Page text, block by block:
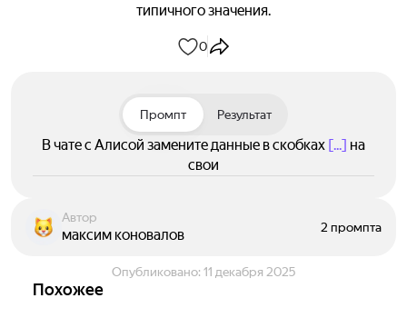
типичного значения.
0
Промпт Результат
В чате с Алисой замените данные в скобках [...] на
свои
Автор
максим коновалов 2 промпта
Опубликовано: 11 декабря 2025
Похожее